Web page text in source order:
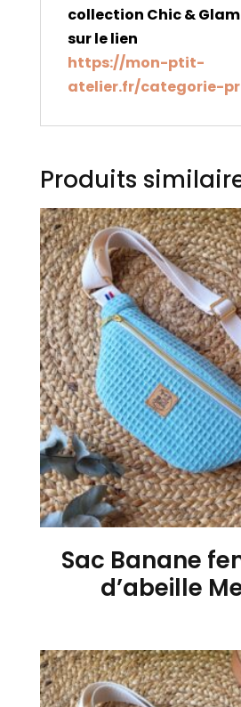
collection Chic &
sur le lien
https://mon-ptit-
atelier.fr/categorie-
Produits
Sac Banane
d’abeille